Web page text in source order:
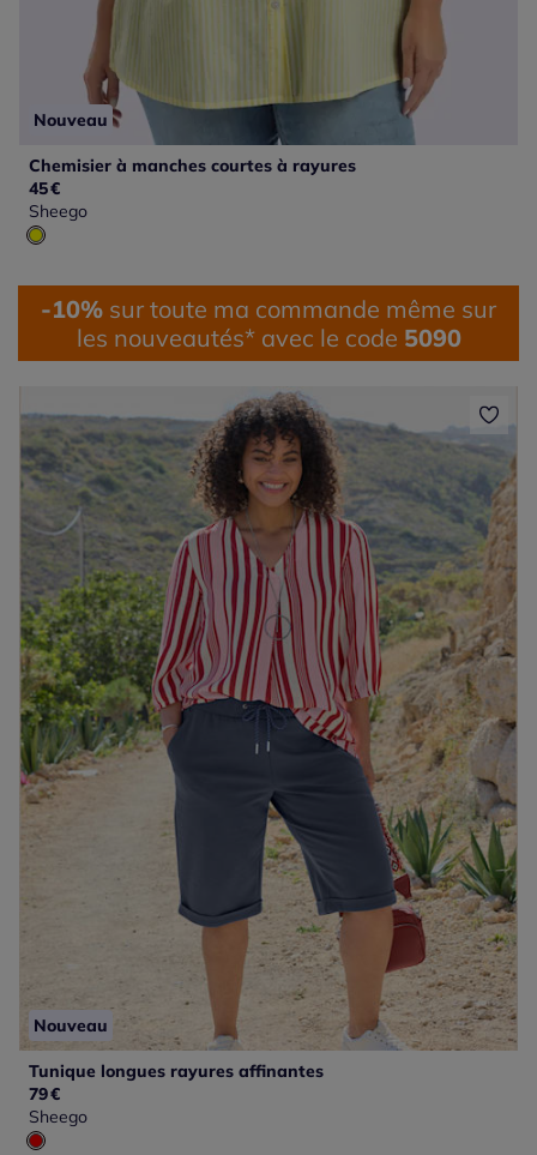
Nouveau
Chemisier à manches courtes à rayures
45€
Sheego
-10% sur toute ma commande même sur
les nouveautés* avec le code 5090
Nouveau
Tunique longues rayures affinantes
79€
Sheego